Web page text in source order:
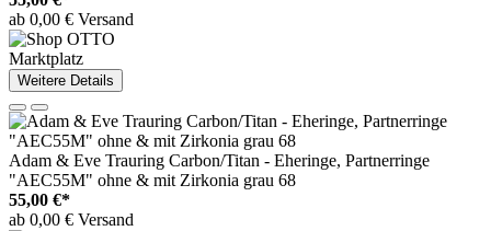
ab 0,00 € Versand
Marktplatz
Weitere Details
Adam & Eve Trauring Carbon/Titan - Eheringe, Partnerringe
"AEC55M" ohne & mit Zirkonia grau 68
55,00 €*
ab 0,00 € Versand